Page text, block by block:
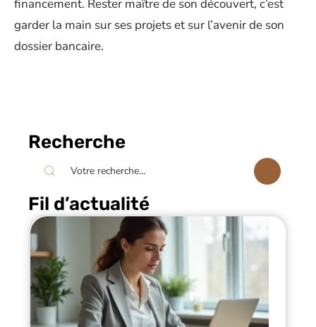
financement. Rester maître de son découvert, c’est
garder la main sur ses projets et sur l’avenir de son
dossier bancaire.
Recherche
Fil d’actualité